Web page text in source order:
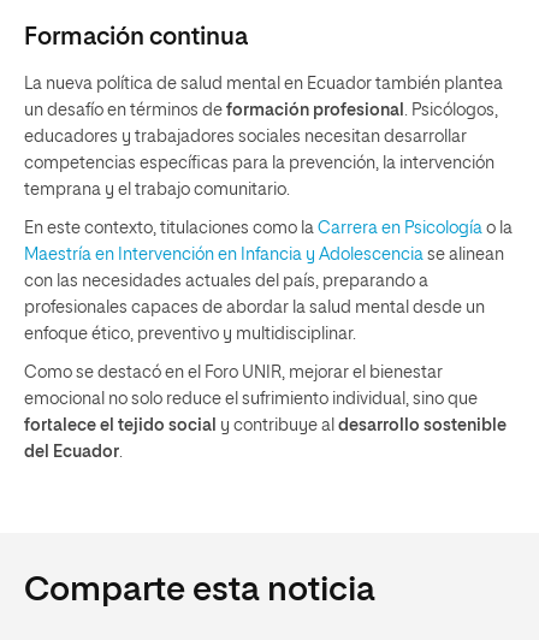
Formación continua
La nueva política de salud mental en Ecuador también plantea
un desafío en términos de formación profesional
. Psicólogos,
educadores y trabajadores sociales necesitan desarrollar
competencias específicas para la prevención, la intervención
temprana y el trabajo comunitario.
En este contexto, titulaciones como la Carrera en Psicología o la
Maestría en Intervención en Infancia y Adolescencia se alinean
con las necesidades actuales del país, preparando a
profesionales capaces de abordar la salud mental desde un
enfoque ético, preventivo y multidisciplinar.
Como se destacó en el Foro UNIR, mejorar el bienestar
emocional no solo reduce el sufrimiento individual, sino que
fortalece el tejido social y contribuye al desarrollo sostenible
del Ecuador
Comparte esta noticia